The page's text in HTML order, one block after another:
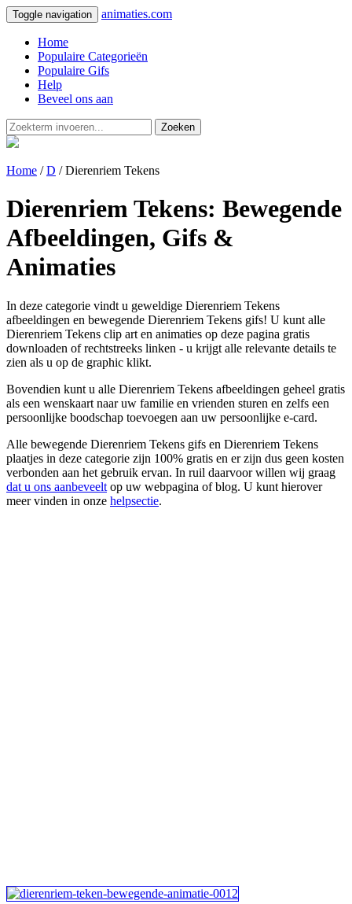
Toggle navigation animaties.com
Home
Populaire Categorieën
Populaire Gifs
Help
Beveel ons aan
Zoeken
Home /D / Dierenriem Tekens
Dierenriem Tekens: Bewegende
Afbeeldingen, Gifs &
Animaties
In deze categorie vindt u geweldige Dierenriem Tekens
afbeeldingen en bewegende Dierenriem Tekens gifs! U kunt alle
Dierenriem Tekens clip art en animaties op deze pagina gratis
downloaden of rechtstreeks linken - u krijgt alle relevante details te
zien als u op de graphic klikt.
Bovendien kunt u alle Dierenriem Tekens afbeeldingen geheel gratis
als een wenskaart naar uw familie en vrienden sturen en zelfs een
persoonlijke boodschap toevoegen aan uw persoonlijke e-card.
Alle bewegende Dierenriem Tekens gifs en Dierenriem Tekens
plaatjes in deze categorie zijn 100% gratis en er zijn dus geen kosten
verbonden aan het gebruik ervan. In ruil daarvoor willen wij graag
dat u ons aanbeveelt op uw webpagina of blog. U kunt hierover
meer vinden in onze helpsectie.